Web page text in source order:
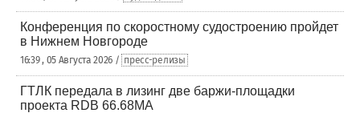
Конференция по скоростному судостроению пройдет
в Нижнем Новгороде
16:39 , 05 Августа 2026 / пресс-релизы
ГТЛК передала в лизинг две баржи-площадки
проекта RDB 66.68МА